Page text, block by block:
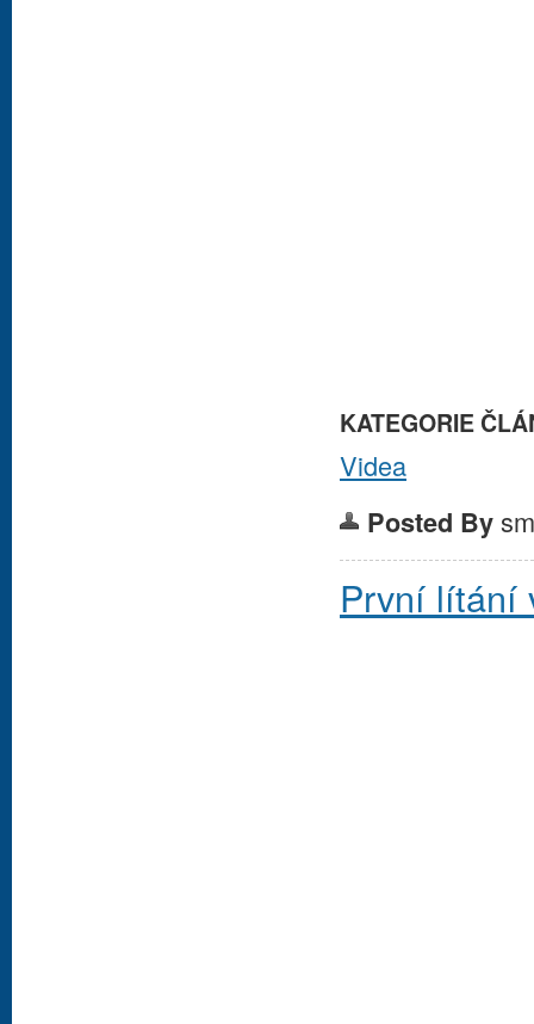
KATEGORIE
Videa
Posted By
První lítání